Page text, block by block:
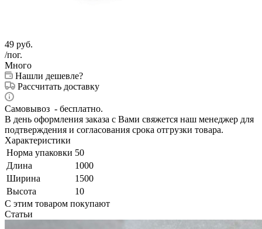
49 руб.
/пог.
Много
Нашли дешевле?
Рассчитать доставку
Самовывоз - бесплатно.
В день оформления заказа с Вами свяжется наш менеджер для
подтверждения и согласования срока отгрузки товара.
Характеристики
Норма упаковки 50
Длина
1000
Ширина
1500
Высота
10
С этим товаром покупают
Статьи